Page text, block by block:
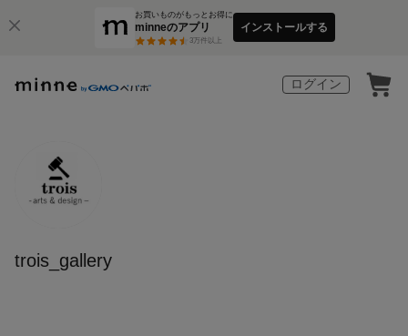
お買いものがもっとお得に
minneのアプリ
3万件以上
インストールする
ログイン
trois_gallery